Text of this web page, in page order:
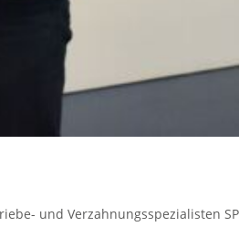
und Verzahnungsspezialisten